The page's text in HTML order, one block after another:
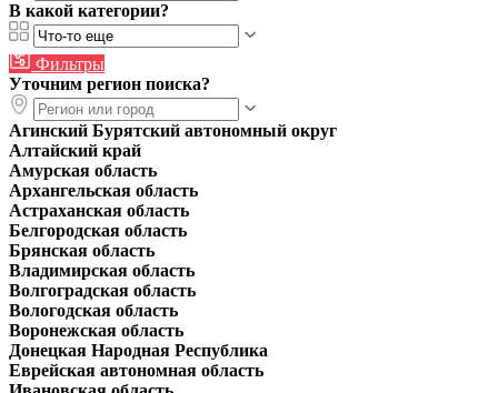
В какой категории?
Фильтры
Уточним регион поиска?
Агинский Бурятский автономный округ
Алтайский край
Амурская область
Архангельская область
Астраханская область
Белгородская область
Брянская область
Владимирская область
Волгоградская область
Вологодская область
Воронежская область
Донецкая Народная Республика
Еврейская автономная область